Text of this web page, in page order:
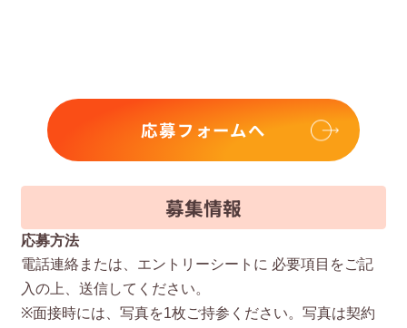
応募フォームへ
募集情報
応募方法
電話連絡または、エントリーシートに 必要項⽬をご記
⼊の上、送信してください。
※⾯接時には、写真を1枚ご持参ください。写真は契約